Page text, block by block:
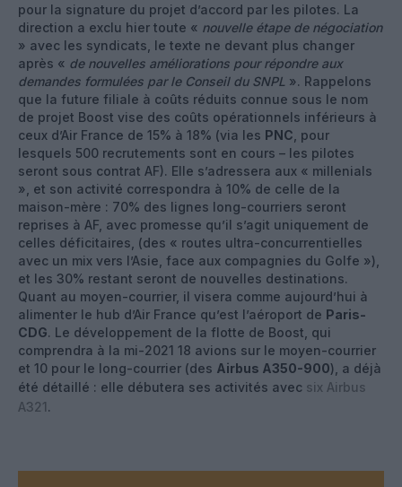
pour la signature du projet d’accord par les pilotes. La
direction a exclu hier toute « nouvelle étape de négociation
» avec les syndicats, le texte ne devant plus changer
après « de nouvelles améliorations pour répondre aux
demandes formulées par le Conseil du SNPL ». Rappelons
que la future filiale à coûts réduits connue sous le nom
de projet Boost vise des coûts opérationnels inférieurs à
ceux d’Air France de 15% à 18% (via les PNC , pour
lesquels 500 recrutements sont en cours – les pilotes
seront sous contrat AF). Elle s’adressera aux « millenials
», et son activité correspondra à 10% de celle de la
maison-mère : 70% des lignes long-courriers seront
reprises à AF, avec promesse qu’il s’agit uniquement de
celles déficitaires, (des « routes ultra-concurrentielles
avec un mix vers l’Asie, face aux compagnies du Golfe »),
et les 30% restant seront de nouvelles destinations.
Quant au moyen-courrier, il visera comme aujourd’hui à
alimenter le hub d’Air France qu’est l’aéroport de Paris-
CDG. Le développement de la flotte de Boost, qui
comprendra à la mi-2021 18 avions sur le moyen-courrier
et 10 pour le long-courrier (des Airbus A350-900), a déjà
été détaillé : elle débutera ses activités avec six Airbus
A321.